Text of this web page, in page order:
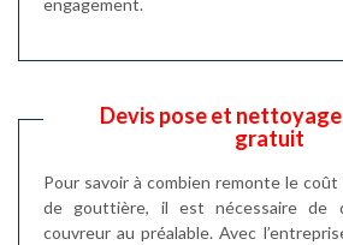
Devis pose et
gratuit
Pour savoir à combien remonte le
de gouttière, il est nécessaire de
couvreur au préalable. Avec